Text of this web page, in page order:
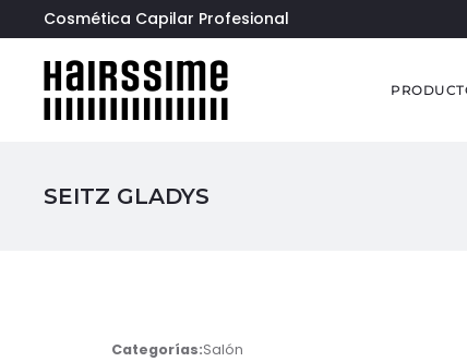
Cosmética Capilar Profesional
SEITZ GLADYS
Categorías:Salón